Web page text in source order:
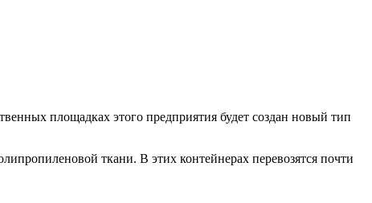
площадках этого предприятия будет создан новый тип
ткани. В этих контейнерах перевозятся почти